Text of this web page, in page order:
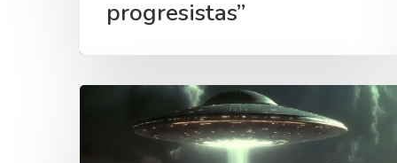
progresistas”